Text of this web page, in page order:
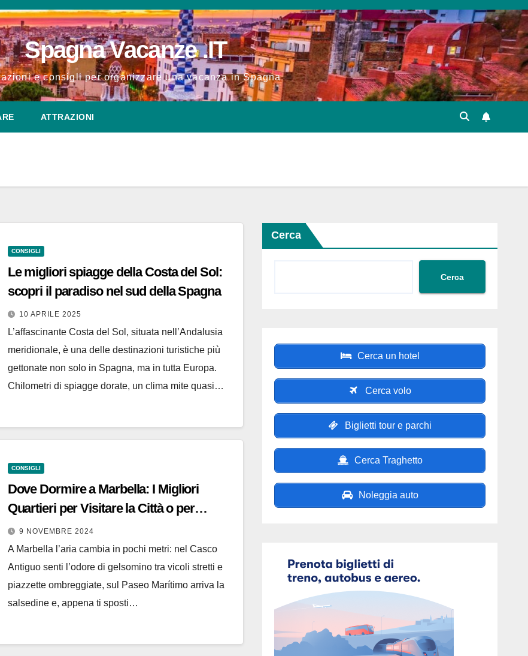
Spagna Vacanze .IT
e consigli per organizzare una vacanza in Spagna
ATTRAZIONI
CONSIGLI
Le migliori spiagge della Costa del Sol:
scopri il paradiso nel sud della Spagna
10 APRILE 2025
L’affascinante Costa del Sol, situata nell’Andalusia
meridionale, è una delle destinazioni turistiche più
gettonate non solo in Spagna, ma in tutta Europa.
Chilometri di spiagge dorate, un clima mite quasi…
CONSIGLI
Dove Dormire a Marbella: I Migliori
Quartieri per Visitare la Città o per
Vacanze al Mare
9 NOVEMBRE 2024
A Marbella l’aria cambia in pochi metri: nel Casco
Antiguo senti l’odore di gelsomino tra vicoli stretti e
piazzette ombreggiate, sul Paseo Marítimo arriva la
salsedine e, appena ti sposti…
Cerca
Cerca
Cerca un hotel
Cerca volo
Biglietti tour e parchi
Cerca Traghetto
Noleggia auto